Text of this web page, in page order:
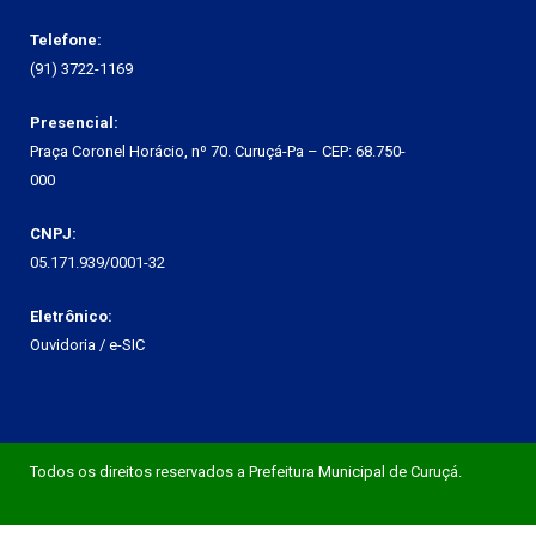
Telefone:
(91) 3722-1169
Presencial:
Praça Coronel Horácio, nº 70. Curuçá-Pa – CEP: 68.750-
000
CNPJ:
05.171.939/0001-32
Eletrônico:
Ouvidoria / e-SIC
Todos os direitos reservados a Prefeitura Municipal de Curuçá.